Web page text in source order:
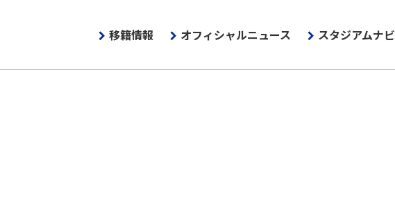
移籍情報 オフィシャルニュース スタジアムナビ